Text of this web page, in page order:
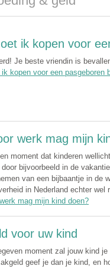
ik kopen voor
Je beste vriendin is
kopen voor een pasgeboren
werk mag mijn
moment dat kinderen
door bijvoorbeeld in de
van een bijbaantje in de
in Nederland echter wel
mag mijn kind doen?
voor uw kind
moment zal jouw kind
geef je dan je kind, en